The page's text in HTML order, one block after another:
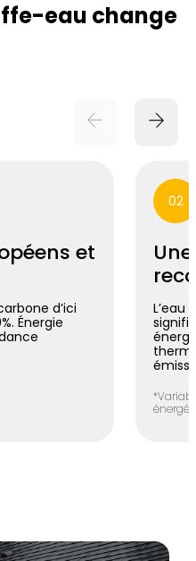
eau change
et
d’ici
Énergie
02
L’eau